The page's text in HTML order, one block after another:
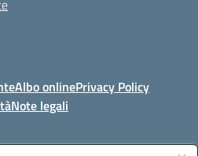
Albo onlinePrivacy Policy
Note legali